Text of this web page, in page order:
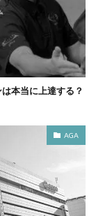
本当に上達する？
AGA